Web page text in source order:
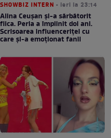
SHOWBIZ INTERN • ieri la 23:14
Alina Ceușan și-a sărbătorit
fiica. Perla a împlinit doi ani.
Scrisoarea influenceriței cu
care și-a emoționat fanii